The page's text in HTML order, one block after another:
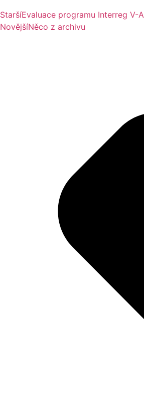
StaršíEvaluace programu Interreg V-A
NovějšíNěco z archivu